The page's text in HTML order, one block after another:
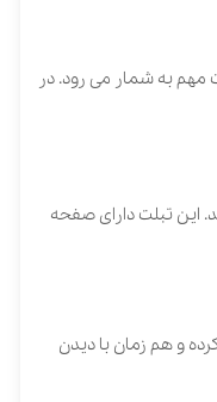
‌می ‌رود‌. در
‌صفحه
با دیدن